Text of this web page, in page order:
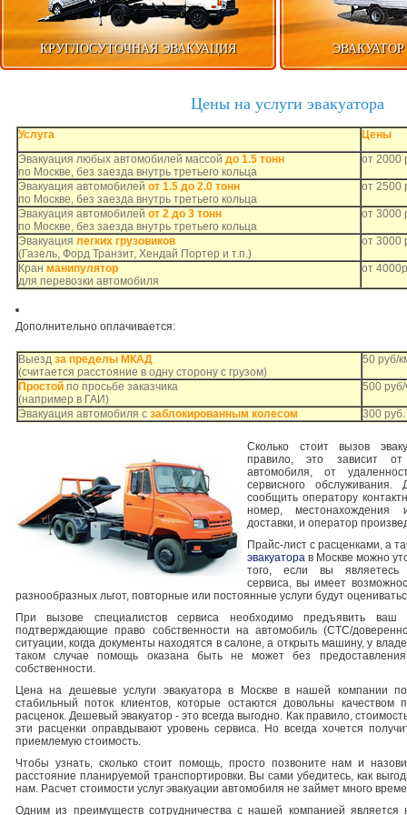
КРУГЛОСУТОЧНАЯ ЭВАКУАЦИЯ
Цены на услуги эвакуатора
Услуга
Цены
Эвакуация любых автомобилей массой до 1.5 тонн
по Москве, без заезда внутрь третьего кольца
от 2000
Эвакуация автомобилей от 1.5 до 2.0 тонн
по Москве, без заезда внутрь третьего кольца
от 2500
Эвакуация автомобилей от 2 до 3 тонн
по Москве, без заезда внутрь третьего кольца
от 3000
Эвакуация легких грузовиков
(Газель, Форд Транзит, Хендай Портер и т.п.)
от 3000
Кран манипулятор
для перевозки автомобиля
от
Дополнительно оплачивается:
Выезд за пределы МКАД
(считается расстояние в одну сторону с грузом)
50 руб/
Простой по просьбе заказчика
(например в ГАИ)
500 руб/
Эвакуация автомобиля с заблокированным колесом 300
Сколько стоит вызов
правило, это зависит
автомобиля, от
сервисного обслуживания.
сообщить оператору
номер, местонахождения
доставки, и оператор
Прайс-лист с расценками, а
эвакуатора в Москве можно
того, если вы являетесь
сервиса, вы имеет
разнообразных льгот, повторные или постоянные услуги будут
При вызове специалистов сервиса необходимо предъявить ваш
подтверждающие право собственности на автомобиль (СТС/
ситуации, когда документы находятся в салоне, а открыть машину, у
таком случае помощь оказана быть не может без предоставления
собственности.
Цена на дешевые услуги эвакуатора в Москве в нашей компании
стабильный поток клиентов, которые остаются довольны качеством
расценок. Дешевый эвакуатор - это всегда выгодно. Как правило,
эти расценки оправдывают уровень сервиса. Но всегда хочется
приемлемую стоимость.
Чтобы узнать, сколько стоит помощь, просто позвоните нам и
расстояние планируемой транспортировки. Вы сами убедитесь, как
нам. Расчет стоимости услуг эвакуации автомобиля не займет много
Одним из преимуществ сотрудничества с нашей компанией